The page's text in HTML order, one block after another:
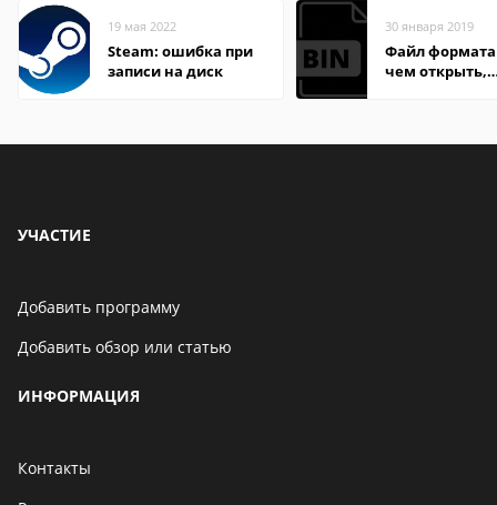
19 мая 2022
Steam: ошибка при
записи на диск
30 января 2019
Файл формата
чем открыть,
УЧАСТИЕ
Добавить программу
Добавить обзор или статью
ИНФОРМАЦИЯ
Контакты